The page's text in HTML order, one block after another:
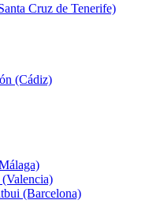
Cruz de Tenerife)
(Cádiz)
(Barcelona)